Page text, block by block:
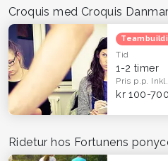
Croquis med Croquis
Tid
1-2 timer
Pris p.p.
kr 100-700
Ridetur hos Fortunens